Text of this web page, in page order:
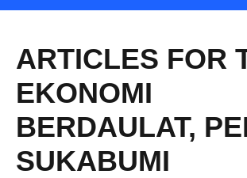
ARTICLES FOR
EKONOMI
BERDAULAT,
SUKABUMI